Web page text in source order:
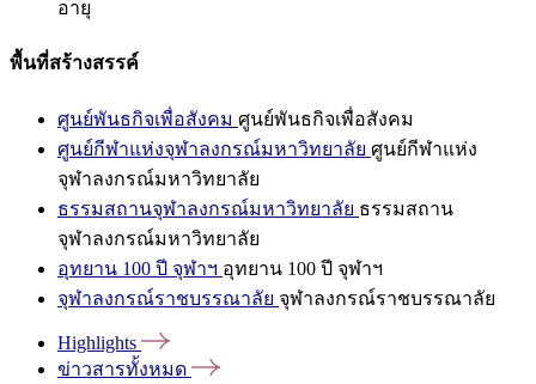
อายุ
พื้นที่สร้างสรรค์
ศูนย์พันธกิจเพื่อสังคม ศูนย์พันธกิจเพื่อสังคม
ศูนย์กีฬาแห่งจุฬาลงกรณ์มหาวิทยาลัย ศูนย์กีฬาแห่ง
จุฬาลงกรณ์มหาวิทยาลัย
ธรรมสถานจุฬาลงกรณ์มหาวิทยาลัย ธรรมสถาน
จุฬาลงกรณ์มหาวิทยาลัย
อุทยาน 100 ปี จุฬาฯ อุทยาน 100 ปี จุฬาฯ
จุฬาลงกรณ์ราชบรรณาลัย จุฬาลงกรณ์ราชบรรณาลัย
Highlights
ข่าวสารทั้งหมด